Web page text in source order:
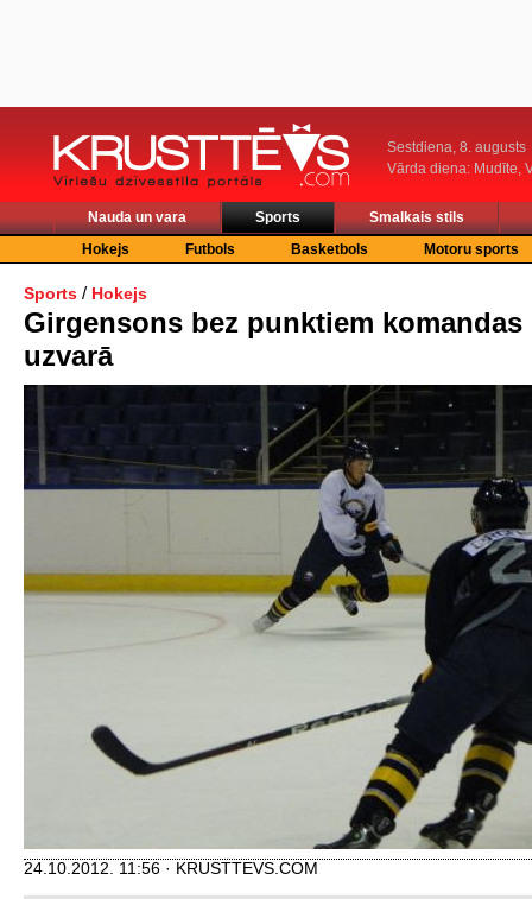
Sestdiena, 8. augusts
Vārda diena: Mudīte,
Nauda un vara Sports
Smalkais stils
Hokejs
Futbols Basketbols Motoru sports
Sports / Hokejs
Girgensons bez punktiem komandas
uzvarā
24.10.2012. 11:56 · KRUSTTEVS.COM